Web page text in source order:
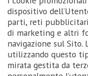
dispositivo
parti, reti
di marketing e altri
navigazione sul Sito.
utilizzando questo
mirata gestita da